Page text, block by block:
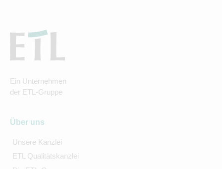
Ein Unternehmen
der ETL-Gruppe
Über uns
Unsere Kanzlei
ETL Qualitätskanzlei